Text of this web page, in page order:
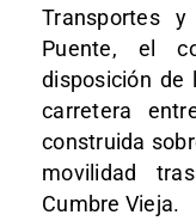
Transportes
Puente, el
disposición de
carretera
construida
movilidad
Cumbre Vieja.